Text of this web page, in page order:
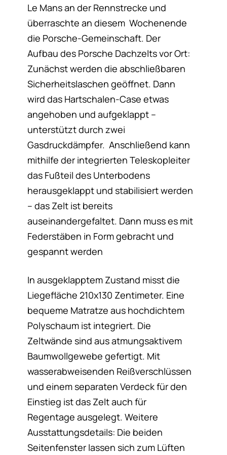
Le Mans an der Rennstrecke und
überraschte an diesem Wochenende
die Porsche-Gemeinschaft. Der
Aufbau des Porsche Dachzelts vor Ort:
Zunächst werden die abschließbaren
Sicherheitslaschen geöffnet. Dann
wird das Hartschalen-Case etwas
angehoben und aufgeklappt –
unterstützt durch zwei
Gasdruckdämpfer. Anschließend kann
mithilfe der integrierten Teleskopleiter
das Fußteil des Unterbodens
herausgeklappt und stabilisiert werden
– das Zelt ist bereits
auseinandergefaltet. Dann muss es mit
Federstäben in Form gebracht und
gespannt werden
In ausgeklapptem Zustand misst die
Liegefläche 210x130 Zentimeter. Eine
bequeme Matratze aus hochdichtem
Polyschaum ist integriert. Die
Zeltwände sind aus atmungsaktivem
Baumwollgewebe gefertigt. Mit
wasserabweisenden Reißverschlüssen
und einem separaten Verdeck für den
Einstieg ist das Zelt auch für
Regentage ausgelegt. Weitere
Ausstattungsdetails: Die beiden
Seitenfenster lassen sich zum Lüften